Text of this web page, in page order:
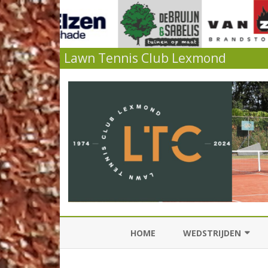
Lawn Tennis Club Lexmond
HOME WEDSTRIJDEN